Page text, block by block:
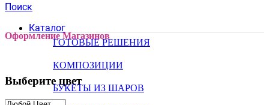
Поиск
Каталог
ГОТОВЫЕ РЕШЕНИЯ
КОМПОЗИЦИИ
БУКЕТЫ ИЗ ШАРОВ
Оформление Магазинов
Выберите цвет